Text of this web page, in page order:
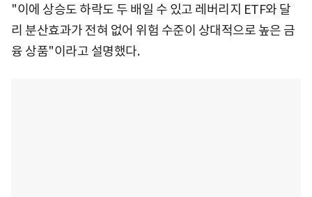
"이에 상승도 하락도 두 배일 수 있고 레버리지 ETF와 달
리 분산효과가 전혀 없어 위험 수준이 상대적으로 높은 금
융 상품"이라고 설명했다.